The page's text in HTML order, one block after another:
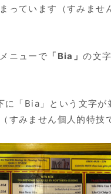
っています（すみませ
ニューで 「Bia」の文
に「Bia」という文字が
すみません個人的特技